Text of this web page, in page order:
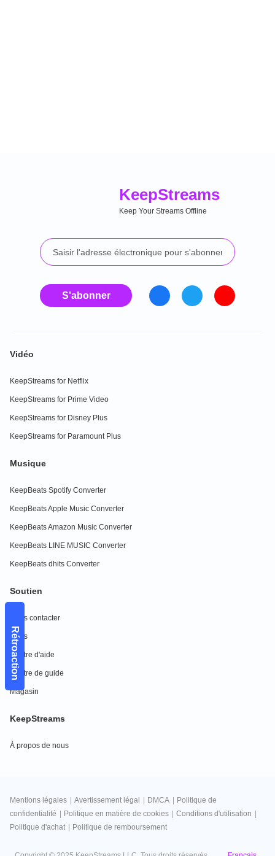
Rétroaction
KeepStreams
Keep Your Streams Offline
S'abonner
Vidéo
KeepStreams for Netflix
KeepStreams for Prime Video
KeepStreams for Disney Plus
KeepStreams for Paramount Plus
Musique
KeepBeats Spotify Converter
KeepBeats Apple Music Converter
KeepBeats Amazon Music Converter
KeepBeats LINE MUSIC Converter
KeepBeats dhits Converter
Soutien
Nous contacter
FAQs
Centre d'aide
Centre de guide
Magasin
KeepStreams
À propos de nous
Mentions légales Avertissement légal DMCA
Politique de
confidentialité
Politique en matière de cookies Conditions d'utilisation
Politique d'achat
Politique de remboursement